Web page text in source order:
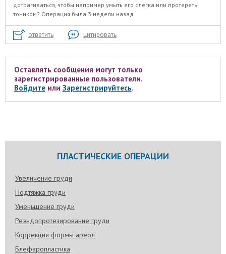
дотрагиваться, чтобы например умыть его слегка или протереть
тоником? Операция была 3 недели назад
ответить цитировать
Оставлять сообщения могут только
зарегистрированные пользователи.
Войдитеили Зарегистрируйтесь.
ПЛАСТИЧЕСКИЕ ОПЕРАЦИИ
Увеличение груди
Подтяжка груди
Уменьшение груди
Реэндопротезирование груди
Коррекция формы ареол
Блефаропластика